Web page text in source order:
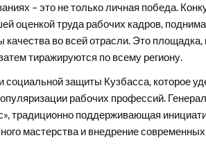
– это не только личная победа.
оценкой труда рабочих кадров,
качества во всей отрасли. Это
тиражируются по всему региону.
социальной защиты Кузбасса, которое
рабочих профессий.
традиционно поддерживающая
мастерства и внедрение